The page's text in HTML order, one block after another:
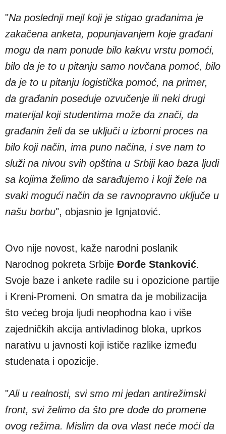
"Na poslednji mejl koji je stigao građanima je
zakačena anketa, popunjavanjem koje građani
mogu da nam ponude bilo kakvu vrstu pomoći,
bilo da je to u pitanju samo novčana pomoć, bilo
da je to u pitanju logistička pomoć, na primer,
da građanin poseduje ozvučenje ili neki drugi
materijal koji studentima može da znači, da
građanin želi da se uključi u izborni proces na
bilo koji način, ima puno načina, i sve nam to
služi na nivou svih opština u Srbiji kao baza ljudi
sa kojima želimo da sarađujemo i koji žele na
svaki mogući način da se ravnopravno uključe u
našu borbu", objasnio je Ignjatović.
Ovo nije novost, kaže narodni poslanik
Narodnog pokreta Srbije Đorđe Stanković.
Svoje baze i ankete radile su i opozicione partije
i Kreni-Promeni. On smatra da je mobilizacija
što većeg broja ljudi neophodna kao i više
zajedničkih akcija antivladinog bloka, uprkos
narativu u javnosti koji ističe razlike između
studenata i opozicije.
"Ali u realnosti, svi smo mi jedan antirežimski
front, svi želimo da što pre dođe do promene
ovog režima. Mislim da ova vlast neće moći da